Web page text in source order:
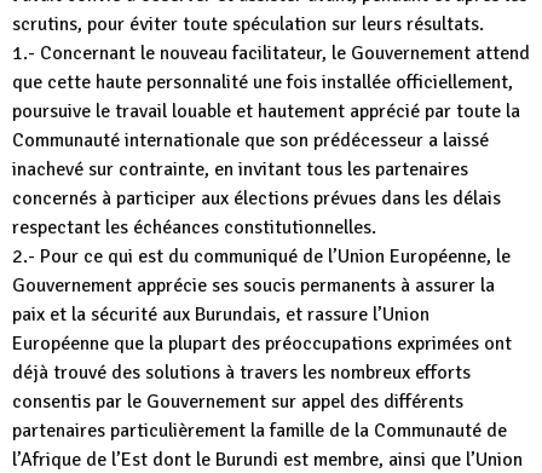
scrutins, pour éviter toute spéculation sur leurs résultats.
1.- Concernant le nouveau facilitateur, le Gouvernement attend
que cette haute personnalité une fois installée officiellement,
poursuive le travail louable et hautement apprécié par toute la
Communauté internationale que son prédécesseur a laissé
inachevé sur contrainte, en invitant tous les partenaires
concernés à participer aux élections prévues dans les délais
respectant les échéances constitutionnelles.
2.- Pour ce qui est du communiqué de l’Union Européenne, le
Gouvernement apprécie ses soucis permanents à assurer la
paix et la sécurité aux Burundais, et rassure l’Union
Européenne que la plupart des préoccupations exprimées ont
déjà trouvé des solutions à travers les nombreux efforts
consentis par le Gouvernement sur appel des différents
partenaires particulièrement la famille de la Communauté de
l’Afrique de l’Est dont le Burundi est membre, ainsi que l’Union